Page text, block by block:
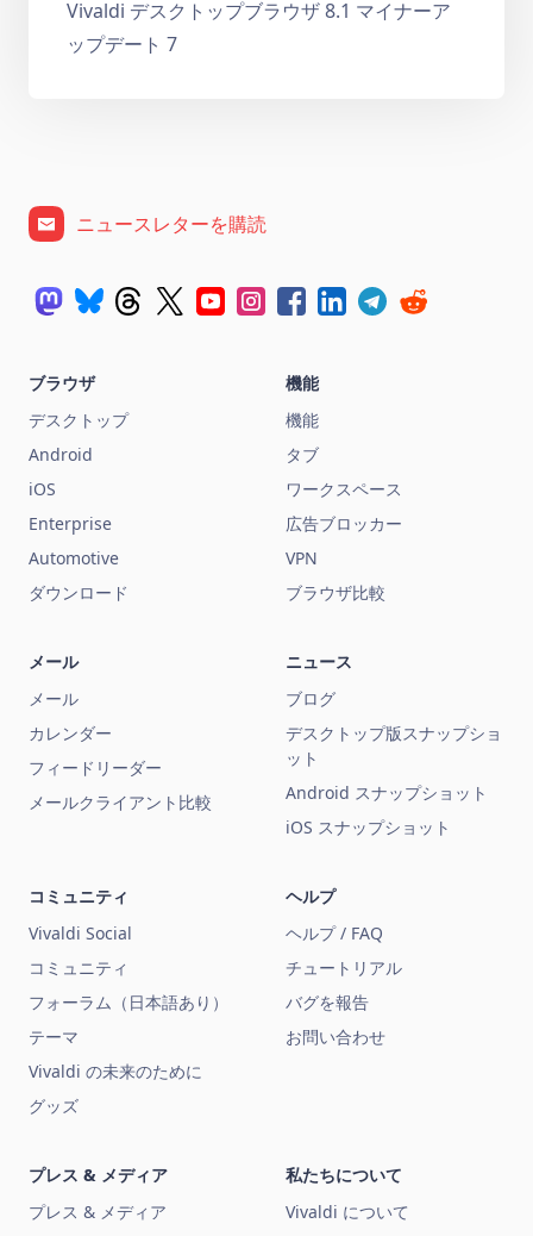
Vivaldi デスクトップブラウザ 8.1 マイナーア
ップデート 7
ニュースレターを購読
ブラウザ
デスクトップ
Android
iOS
Enterprise
Automotive
ダウンロード
機能
機能
タブ
ワークスペース
広告ブロッカー
VPN
ブラウザ比較
メール
メール
カレンダー
フィードリーダー
メールクライアント比較
ニュース
ブログ
デスクトップ版スナップショ
ット
Android スナップショット
iOS スナップショット
コミュニティ
Vivaldi Social
コミュニティ
フォーラム（日本語あり）
テーマ
Vivaldi の未来のために
グッズ
ヘルプ
ヘルプ / FAQ
チュートリアル
バグを報告
お問い合わせ
プレス & メディア
プレス & メディア
私たちについて
Vivaldi について